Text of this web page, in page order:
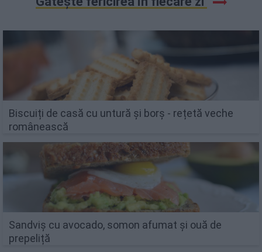
Biscuiți de casă cu untură și borș - rețetă veche
românească
Sandviș cu avocado, somon afumat și ouă de
prepeliță